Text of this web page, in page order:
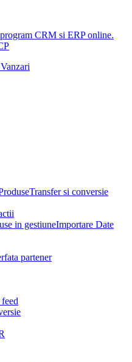
Transfer si conversie
Importare Date
partener